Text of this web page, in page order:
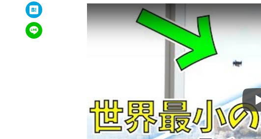
はてなブックマーク
LINEで送る
Play